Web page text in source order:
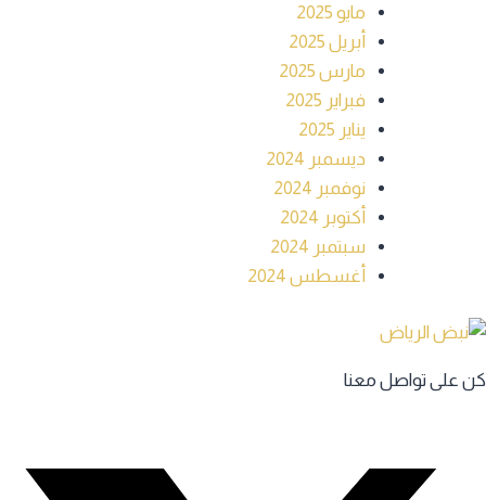
مايو 2025
أبريل 2025
مارس 2025
فبراير 2025
يناير 2025
ديسمبر 2024
نوفمبر 2024
أكتوبر 2024
سبتمبر 2024
أغسطس 2024
كن على تواصل معنا